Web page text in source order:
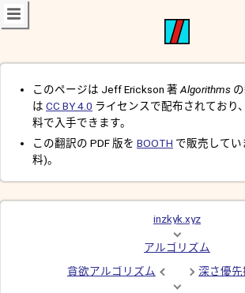
このページは Jeff Erickson 著 Algorithms
は CC BY 4.0 ライセンスで配布されており、
料で入手できます。
この翻訳の PDF 版を BOOTH で販売して
料)。
inzkyk.xyz
アルゴリズム
貪欲アルゴリズム
深さ優先